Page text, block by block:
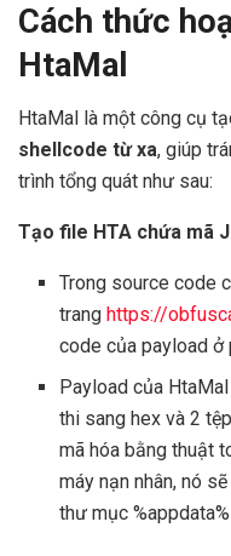
Cách thức
HtaMal
HtaMal là một công cụ
shellcode từ xa, giúp
trình tổng quát như sau:
Tạo file HTA chứa mã
Trong source code
trang https://
code của payload ở
Payload của
thi sang hex và 2
mã hóa bằng thuật
máy nạn nhân, nó
thư mục %appdata%